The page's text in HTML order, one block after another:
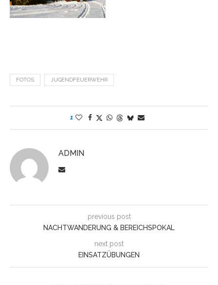
FOTOS JUGENDFEUERWEHR
1
ADMIN
previous post
NACHTWANDERUNG & BEREICHSPOKAL
next post
EINSATZÜBUNGEN